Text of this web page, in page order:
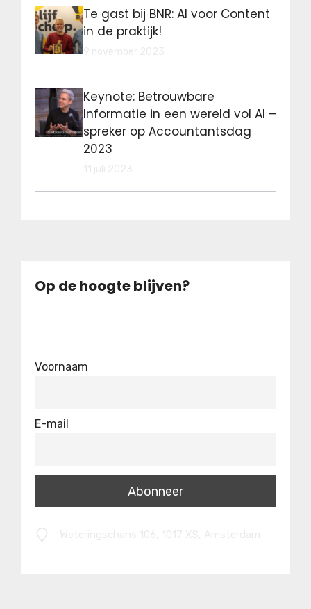
Te gast bij BNR: AI voor Content
in de praktijk!
Keynote: Betrouwbare
Informatie in een wereld vol AI –
spreker op Accountantsdag
2023
Op de hoogte blijven?
Voornaam
E-mail